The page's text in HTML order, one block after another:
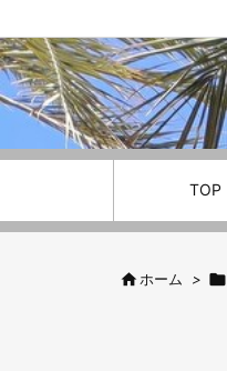
TOP
ホーム > 